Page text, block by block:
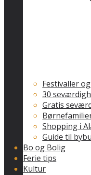
Festivaller
30
Gratis
Shopping i
Guide til
Bo og Bolig
Ferie tips
Kultur